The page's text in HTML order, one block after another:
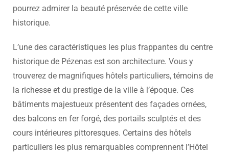
pourrez admirer la beauté préservée de cette ville
historique.
L’une des caractéristiques les plus frappantes du centre
historique de Pézenas est son architecture. Vous y
trouverez de magnifiques hôtels particuliers, témoins de
la richesse et du prestige de la ville à l’époque. Ces
bâtiments majestueux présentent des façades ornées,
des balcons en fer forgé, des portails sculptés et des
cours intérieures pittoresques. Certains des hôtels
particuliers les plus remarquables comprennent l’Hôtel